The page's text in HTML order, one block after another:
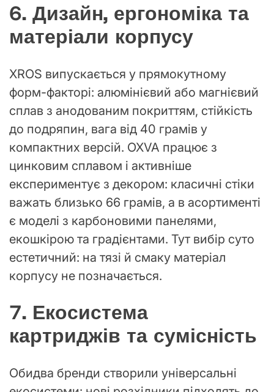
6. Дизайн, ергономіка та
матеріали корпусу
XROS випускається у прямокутному
форм-факторі: алюмінієвий або магнієвий
сплав з анодованим покриттям, стійкість
до подряпин, вага від 40 грамів у
компактних версій. OXVA працює з
цинковим сплавом і активніше
експериментує з декором: класичні стіки
важать близько 66 грамів, а в асортименті
є моделі з карбоновими панелями,
екошкірою та градієнтами. Тут вибір суто
естетичний: на тязі й смаку матеріал
корпусу не позначається.
7. Екосистема
картриджів та сумісність
Обидва бренди створили універсальні